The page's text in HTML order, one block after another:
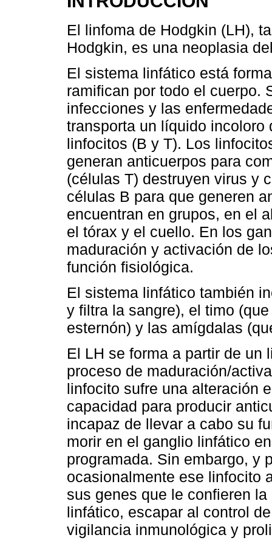
El linfoma de Hodgkin (LH),
Hodgkin, es una neoplasia
El sistema linfático está
ramifican por todo el cuerpo.
infecciones y las
transporta un líquido
linfocitos (B y T). Los
generan anticuerpos para
(células T) destruyen virus y
células B para que generen
encuentran en grupos, en el
el tórax y el cuello. En los
maduración y activación de
función fisiológica.
El sistema linfático también
y filtra la sangre), el timo
esternón) y las amígdalas
El LH se forma a partir de un
proceso de maduración/
linfocito sufre una alteración
capacidad para producir
incapaz de llevar a cabo su
morir en el ganglio linfático
programada. Sin embargo, y
ocasionalmente ese linfocito
sus genes que le confieren
linfático, escapar al control
vigilancia inmunológica y